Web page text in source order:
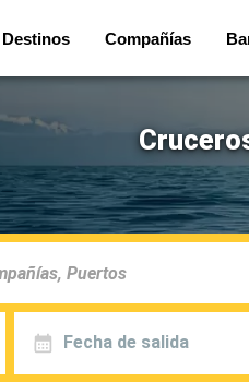
Destinos Compañías
Fecha de salida